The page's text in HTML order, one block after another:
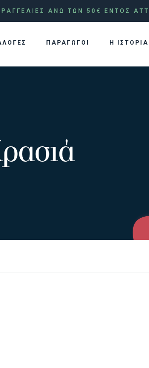
ΑΝΩ ΤΩΝ 50€ ΕΝΤΟΣ
ΠΑΡΑΓΩΓΟΙ Η